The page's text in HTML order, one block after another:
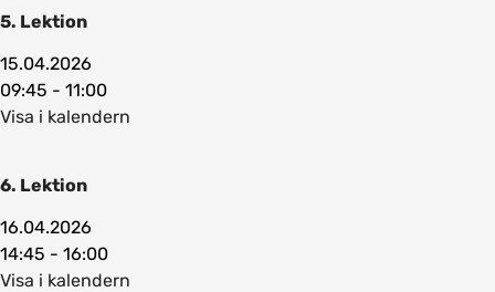
5. Lektion
15.04.2026
09:45 - 11:00
Visa i kalendern
6. Lektion
16.04.2026
14:45 - 16:00
Visa i kalendern